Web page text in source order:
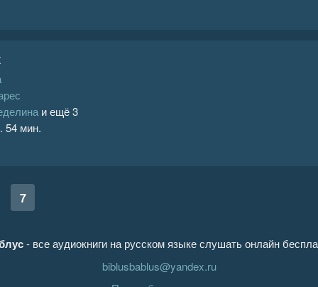
и ещё 3
54 мин.
7
- все аудиокниги на русском языке слушать онлайн
biblusbablus@yandex.ru